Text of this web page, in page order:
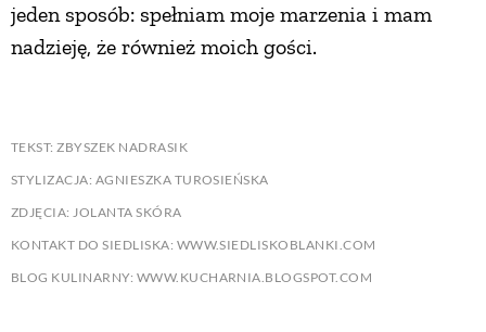
jeden sposób: spełniam moje marzenia i mam
nadzieję, że również moich gości.
TEKST: ZBYSZEK NADRASIK
STYLIZACJA: AGNIESZKA TUROSIEŃSKA
ZDJĘCIA: JOLANTA SKÓRA
KONTAKT DO SIEDLISKA: WWW.SIEDLISKOBLANKI.COM
BLOG KULINARNY: WWW.KUCHARNIA.BLOGSPOT.COM